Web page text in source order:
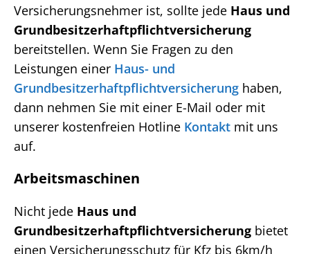
Versicherungsnehmer ist, sollte jede Haus und
Grundbesitzerhaftpflichtversicherung
bereitstellen. Wenn Sie Fragen zu den
Leistungen einer Haus- und
Grundbesitzerhaftpflichtversicherung haben,
dann nehmen Sie mit einer E-Mail oder mit
unserer kostenfreien Hotline Kontakt mit uns
auf.
Arbeitsmaschinen
Nicht jede Haus und
Grundbesitzerhaftpflichtversicherung bietet
einen Versicherungsschutz für Kfz bis 6km/h